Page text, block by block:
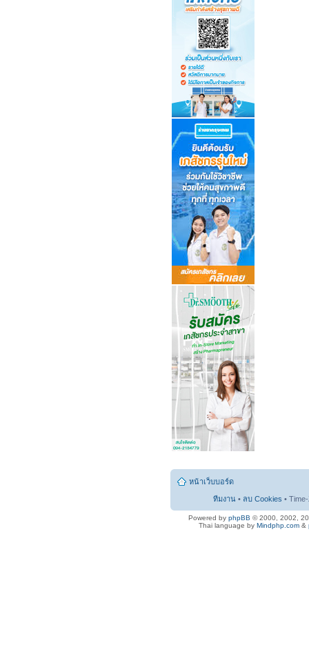
หน้าเว็บบอร์ด
ทีมงาน • ลบ Cookies •
Powered by phpBB © 2000, 2002,
Thai language by Mindphp.com &